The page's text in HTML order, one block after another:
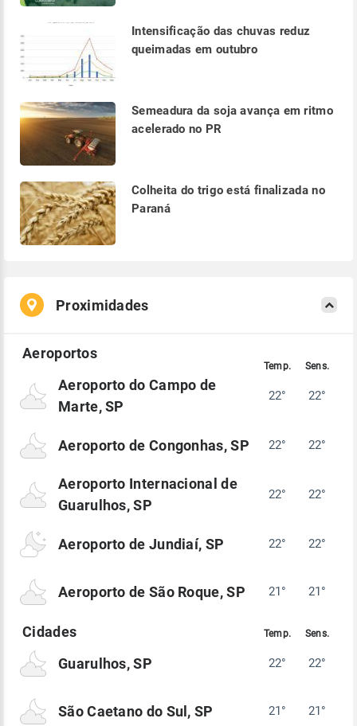
Intensificação das chuvas reduz
queimadas em outubro
Semeadura da soja avança em ritmo
acelerado no PR
Colheita do trigo está finalizada no
Paraná
Proximidades
Aeroporto do Campo de
Marte, SP
22° 22°
Aeroporto de Congonhas, SP 22° 22°
Aeroporto Internacional de
Guarulhos, SP
22° 22°
Aeroporto de Jundiaí, SP 22° 22°
Aeroporto de São Roque, SP 21° 21°
Guarulhos, SP 22° 22°
São Caetano do Sul, SP 21° 21°